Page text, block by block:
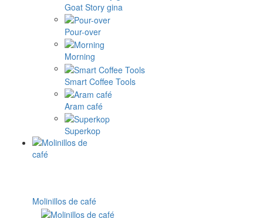
Goat Story gina
Pour-over
Morning
Smart Coffee Tools
Aram café
Superkop
Molinillos de café